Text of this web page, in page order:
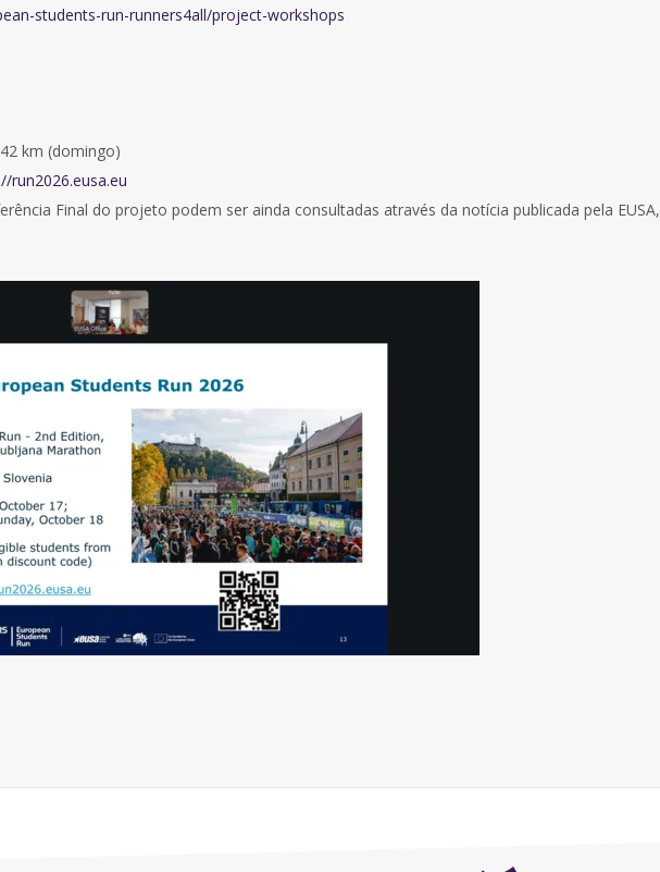
students-run-runners4all/project-workshops
km (domingo)
run2026.eusa.eu
Final do projeto podem ser ainda consultadas através da notícia publicada pela EUSA,